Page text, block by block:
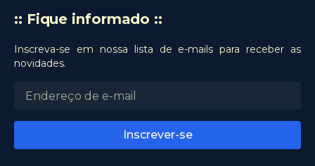
:: Fique informado ::
Inscreva-se em nossa lista de e-mails para receber as
novidades.